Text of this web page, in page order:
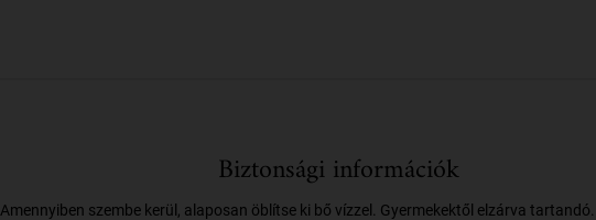
Biztonsági információk
Amennyiben szembe kerül, alaposan öblítse ki bő vízzel. Gyermekektől elzárva tartandó.